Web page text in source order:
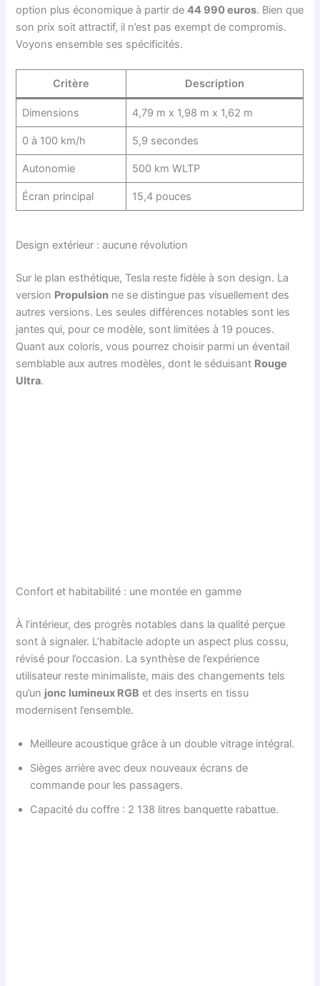
option plus économique à partir de44 990 euros. Bien que
son prix soit attractif, il n’est pas exempt de compromis.
Voyons ensemble ses spécificités.
Critère Description
Dimensions 4,79 m x 1,98 m x 1,62 m
0 à 100 km/h 5,9 secondes
Autonomie 500 km WLTP
Écran principal 15,4 pouces
Design extérieur : aucune révolution
Sur le plan esthétique, Tesla reste fidèle à son design. La
version Propulsion ne se distingue pas visuellement des
autres versions. Les seules différences notables sont les
jantes qui, pour ce modèle, sont limitées à 19 pouces.
Quant aux coloris, vous pourrez choisir parmi un éventail
semblable aux autres modèles, dont le séduisant Rouge
Ultra.
Confort et habitabilité : une montée en gamme
À l’intérieur, des progrès notables dans la qualité perçue
sont à signaler. L’habitacle adopte un aspect plus cossu,
révisé pour l’occasion. La synthèse de l’expérience
utilisateur reste minimaliste, mais des changements tels
qu’un jonc lumineux RGB et des inserts en tissu
modernisent l’ensemble.
Meilleure acoustique grâce à un double vitrage intégral.
Sièges arrière avec deux nouveaux écrans de
commande pour les passagers.
Capacité du coffre : 2 138 litres banquette rabattue.